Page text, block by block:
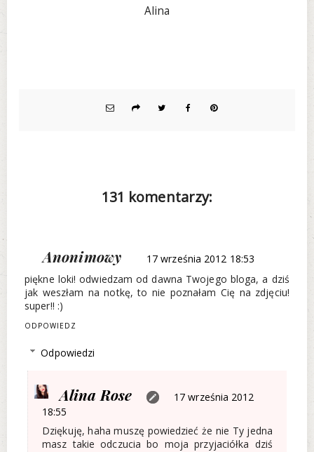
Alina
131 komentarzy:
Anonimowy
17 września 2012 18:53
piękne loki! odwiedzam od dawna Twojego bloga, a dziś
jak weszłam na notkę, to nie poznałam Cię na zdjęciu!
super!! :)
ODPOWIEDZ
Odpowiedzi
Alina Rose
17 września 2012
18:55
Dziękuję, haha muszę powiedzieć że nie Ty jedna
masz takie odczucia bo moja przyjaciółka dziś